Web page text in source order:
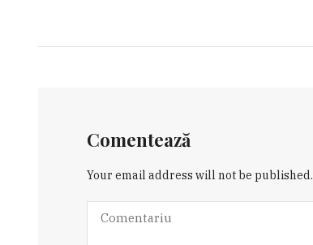
Comentează
Your email address will not be published.